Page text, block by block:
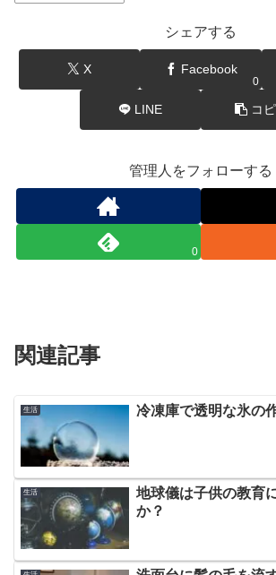
シェアする
X Facebook
0
LINE コ
管理人をフォローする
0
関連記事
生活 冷凍庫で透明な氷の
生活
地球儀は子供の教育
か？